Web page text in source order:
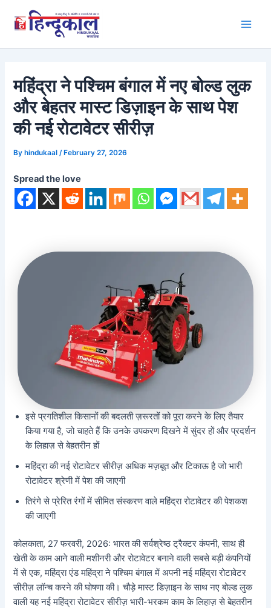
महिंद्रा ने पश्चिम बंगाल में नए बोल्ड लुक
और बेहतर मास्ट डिज़ाइन के साथ पेश
की नई रोटावेटर सीरीज़
By hindukaal/ February 27, 2026
Spread the love
इसे प्रगतिशील किसानों की बदलती ज़रूरतों को पूरा करने के लिए तैयार
किया गया है, जो चाहते हैं कि उनके उपकरण दिखने में सुंदर हों और प्रदर्शन
के लिहाज़ से बेहतरीन हों
महिंद्रा की नई रोटावेटर सीरीज़ अधिक मज़बूत और टिकाऊ है जो भारी
रोटावेटर श्रेणी में पेश की जाएगी
तिरंगे से प्रेरित रंगों में सीमित संस्करण वाले महिंद्रा रोटावेटर की पेशकश
की जाएगी
कोलकाता, 27 फरवरी, 2026: भारत की सर्वश्रेष्ठ ट्रैक्टर कंपनी, साथ ही
खेती के काम आने वाली मशीनरी और रोटावेटर बनाने वाली सबसे बड़ी कंपनियों
में से एक, महिंद्रा एंड महिंद्रा ने पश्चिम बंगाल में अपनी नई महिंद्रा रोटावेटर
सीरीज़ लॉन्च करने की घोषणा की। चौड़े मास्ट डिज़ाइन के साथ नए बोल्ड लुक
वाली यह नई महिंद्रा रोटावेटर सीरीज़ भारी-भरकम काम के लिहाज़ से बेहतरीन